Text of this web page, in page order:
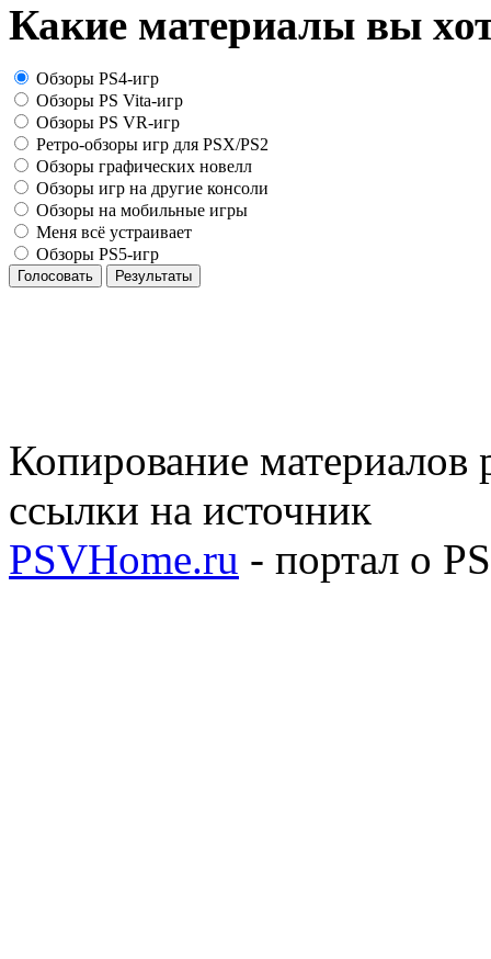
Какие материалы вы
Обзоры PS4-игр
Обзоры PS Vita-игр
Обзоры PS VR-игр
Ретро-обзоры игр для PSX/PS2
Обзоры графических новелл
Обзоры игр на другие консоли
Обзоры на мобильные игры
Меня всё устраивает
Обзоры PS5-игр
Голосовать Результаты
Копирование материалов
ссылки на источник
PSVHome.ru - портал о